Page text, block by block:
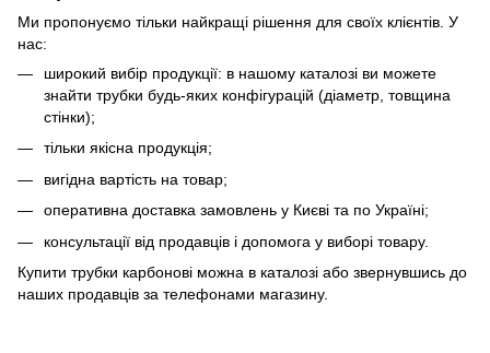
Ми пропонуємо тільки найкращі рішення для своїх клієнтів. У
нас:
широкий вибір продукції: в нашому каталозі ви можете
знайти трубки будь-яких конфігурацій (діаметр, товщина
стінки);
тільки якісна продукція;
вигідна вартість на товар;
оперативна доставка замовлень у Києві та по Україні;
консультації від продавців і допомога у виборі товару.
Купити трубки карбонові можна в каталозі або звернувшись до
наших продавців за телефонами магазину.